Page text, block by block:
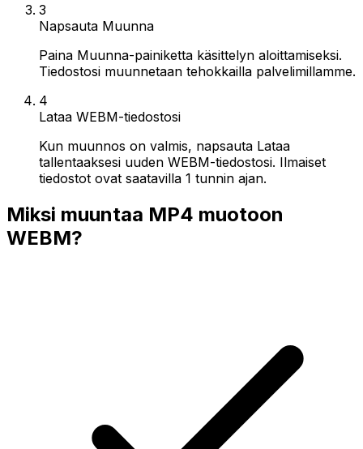
3
Napsauta Muunna
Paina Muunna-painiketta käsittelyn aloittamiseksi.
Tiedostosi muunnetaan tehokkailla palvelimillamme.
4
Lataa WEBM-tiedostosi
Kun muunnos on valmis, napsauta Lataa
tallentaaksesi uuden WEBM-tiedostosi. Ilmaiset
tiedostot ovat saatavilla 1 tunnin ajan.
Miksi muuntaa MP4 muotoon
WEBM?